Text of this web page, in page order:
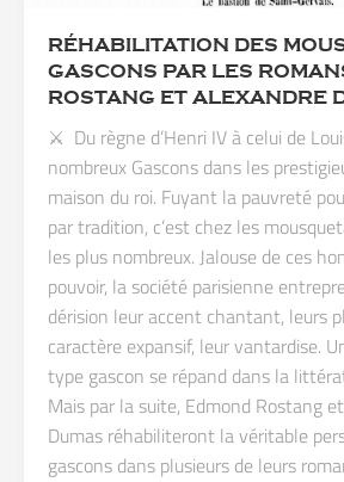
RÉHABILITATION DES
GASCONS PAR LES
ROSTANG ET ALEXANDRE
⚔️ Du règne d’Henri IV à celui de
nombreux Gascons dans les
maison du roi. Fuyant la pauvreté
par tradition, c’est chez les
les plus nombreux. Jalouse de ces
pouvoir, la société parisienne
dérision leur accent chantant, leurs
caractère expansif, leur vantardise.
type gascon se répand dans la
Mais par la suite, Edmond Rostang
Dumas réhabiliteront la véritable
gascons dans plusieurs de leurs